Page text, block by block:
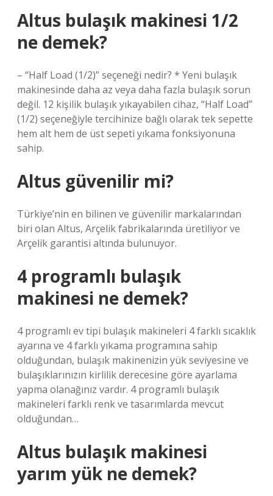
Altus bulaşık makinesi 1/2
ne demek?
– “Half Load (1/2)” seçeneği nedir? * Yeni bulaşık
makinesinde daha az veya daha fazla bulaşık sorun
değil. 12 kişilik bulaşık yıkayabilen cihaz, “Half Load”
(1/2) seçeneğiyle tercihinize bağlı olarak tek sepette
hem alt hem de üst sepeti yıkama fonksiyonuna
sahip.
Altus güvenilir mi?
Türkiye’nin en bilinen ve güvenilir markalarından
biri olan Altus, Arçelik fabrikalarında üretiliyor ve
Arçelik garantisi altında bulunuyor.
4 programlı bulaşık
makinesi ne demek?
4 programlı ev tipi bulaşık makineleri 4 farklı sıcaklık
ayarına ve 4 farklı yıkama programına sahip
olduğundan, bulaşık makinenizin yük seviyesine ve
bulaşıklarınızın kirlilik derecesine göre ayarlama
yapma olanağınız vardır. 4 programlı bulaşık
makineleri farklı renk ve tasarımlarda mevcut
olduğundan…
Altus bulaşık makinesi
yarım yük ne demek?